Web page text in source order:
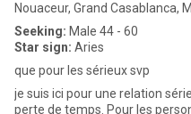
Nouaceur, Grand Casablanca,
Seeking: Male 44 - 60
Star sign: Aries
que pour les sérieux svp
je suis ici pour une relation
perte de temps. Pour les